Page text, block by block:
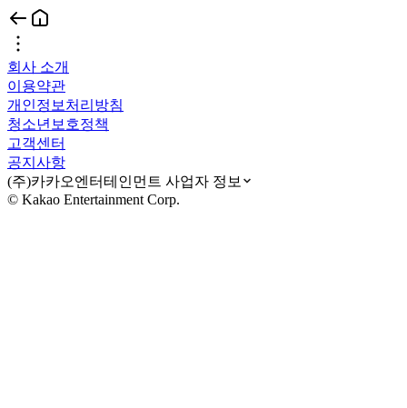
회사 소개
이용약관
개인정보처리방침
청소년보호정책
고객센터
공지사항
(주)카카오엔터테인먼트 사업자 정보
© Kakao Entertainment Corp.